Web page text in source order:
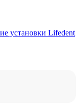
установки Lifedent